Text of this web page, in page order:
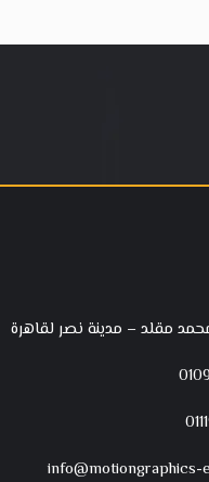
info@motiongraphics-